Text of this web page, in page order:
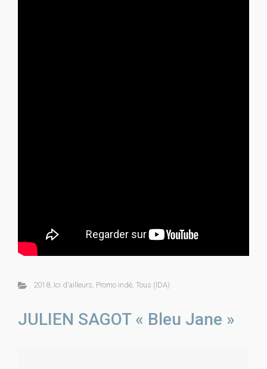
2018, Ici d'ailleurs, Promo indé, Tous (IDA)
JULIEN SAGOT « Bleu Jane »